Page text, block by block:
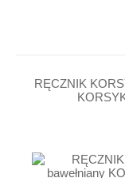
RĘCZNIK